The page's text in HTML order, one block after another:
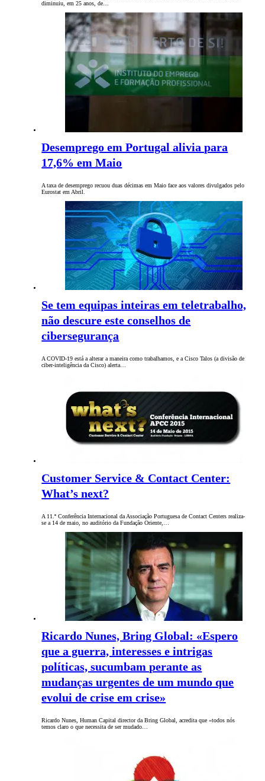
diminuiu, em 25 anos, de…
Desemprego em Portugal alivia para
17,6% em Maio
A taxa de desemprego recuou duas décimas em Maio face aos valores divulgados pelo
Eurostat em Abril.
Se tem equipas inteiras em teletrabalho,
não descure este conselhos de
cibersegurança
A COVID-19 está a alterar a maneira como trabalhamos, e a Cisco Talos (a divisão de
ciber-inteligência da Cisco) alerta…
Customer Service & Contact Center:
What’s next?
A 11.ª Conferência Internacional da Associação Portuguesa de Contact Centers realiza-
se a 14 de maio, no auditório da Fundação Oriente,…
Ricardo Nunes, Bring Global: «Espero
que a guerra, interesses e intrigas
políticas, sucumbam perante as
mudanças urgentes de um mundo que
evolui de crise em crise»
Ricardo Nunes, Human Capital director da Bring Global, acredita que «todos nós
temos claro o que necessita de ser mudado…